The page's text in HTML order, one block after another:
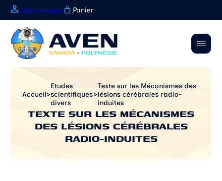
Mon compte Panier
Qui sommes nous ?
Historique de l’AVEN
Statut de l’AVEN
Règlement intérieur
Comment être indemnisé
Présentation du CIVEN
Liste des essais
Enquête de descendance
Etudes scientifiques divers
Accueil>
Etudes
scientifiques
divers
>
Texte sur les Mécanismes des
lésions cérébrales radio-
induites
TEXTE SUR LES MÉCANISMES
DES LÉSIONS CÉRÉBRALES
RADIO-INDUITES